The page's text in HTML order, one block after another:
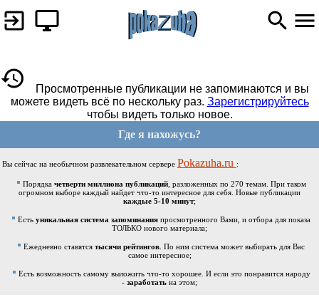
Просмотренные публикации не запоминаются и вы
можете видеть всё по нескольку раз. Зарегистрируйтесь
чтобы видеть только новое.
Где я нахожусь?
Вы сейчас на необычном развлекательном сервере Pokazuha.ru :
Порядка четверти миллиона публикаций, разложенных по 270 темам. При таком
огромном выборе каждый найдет что-то интересное для себя. Новые публикации
каждые 5-10 минут;
Есть уникальная система запоминания просмотренного Вами, и отбора для показа
ТОЛЬКО нового материала;
Ежедневно ставятся тысячи рейтингов . По ним система может выбирать для Вас
самое интересное;
Есть возможность самому выложить что-то хорошее. И если это понравится народу
- заработать на этом;